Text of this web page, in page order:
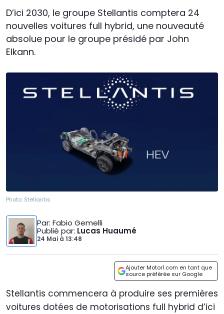
D’ici 2030, le groupe Stellantis comptera 24
nouvelles voitures full hybrid, une nouveauté
absolue pour le groupe présidé par John
Elkann.
Photo: Stellantis
Par: Fabio Gemelli
Publié par: Lucas Huaumé
24 Mai à 13:48
Ajouter Motor1.com en tant que
source préférée sur Google
Stellantis commencera à produire ses premières
voitures dotées de motorisations full hybrid d’ici